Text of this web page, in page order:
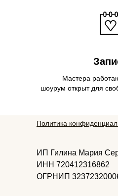
Мастера
шоурум открыт для
Политика
ИП Гилина Мария
ИНН 720412316862
ОГРНИП